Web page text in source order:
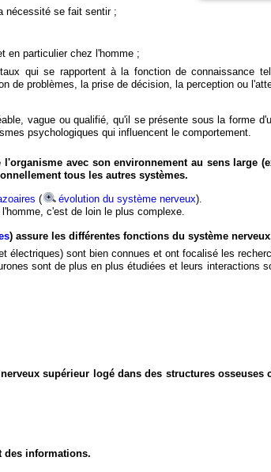
nécessité se fait sentir ;
en particulier chez l'homme ;
qui se rapportent à la fonction de connaissance
de problèmes, la prise de décision, la perception ou
vague ou qualifié, qu'il se présente sous la forme
psychologiques qui influencent le comportement.
avec son environnement au sens large
tous les autres systèmes.
( évolution du système nerveux).
c'est de loin le plus complexe.
) assure les différentes fonctions du système
électriques) sont bien connues et ont focalisé les
sont de plus en plus étudiées et leurs interactions
supérieur logé dans des structures
des informations.